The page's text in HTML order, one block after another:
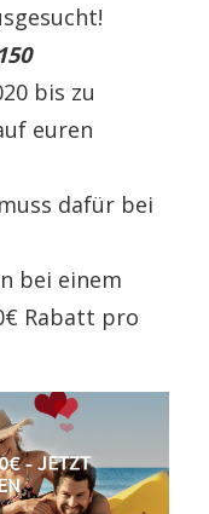
bis zu
euren
dafür bei
bei einem
Rabatt pro